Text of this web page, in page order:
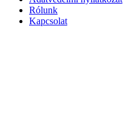
Rólunk
Kapcsolat